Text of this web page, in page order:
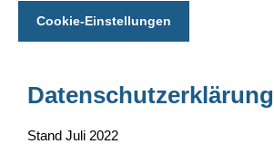
Cookie-Einstellungen
Datenschutzerklärung
Stand Juli 2022